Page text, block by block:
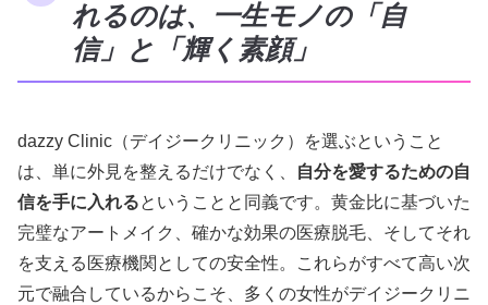
れるのは、一生モノの「自
信」と「輝く素顔」
dazzy Clinic（デイジークリニック）を選ぶということ
は、単に外見を整えるだけでなく、
自分を愛するための自
信を手に入れるということと同義です。黄金比に基づいた
完璧なアートメイク、確かな効果の医療脱毛、そしてそれ
を支える医療機関としての安全性。これらがすべて高い次
元で融合しているからこそ、多くの女性がデイジークリニ